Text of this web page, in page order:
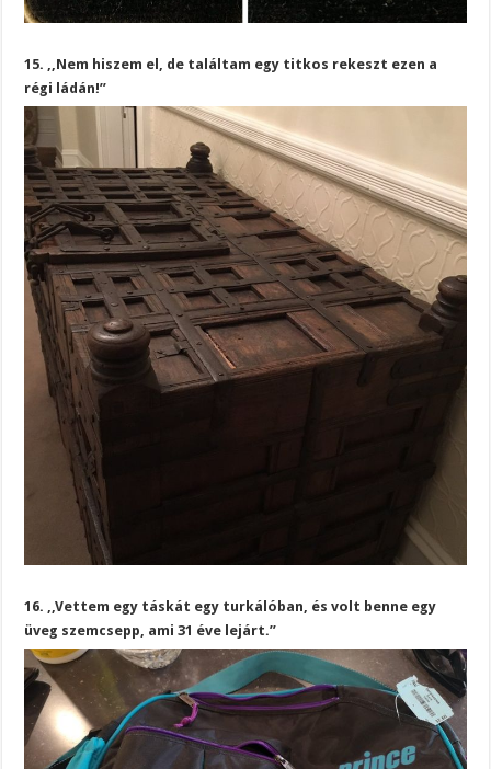
15. ,,Nem hiszem el, de találtam egy titkos rekeszt ezen a
régi ládán!”
16. ,,Vettem egy táskát egy turkálóban, és volt benne egy
üveg szemcsepp, ami 31 éve lejárt.”